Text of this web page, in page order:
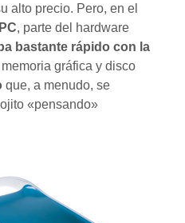
alto precio. Pero, en el
, parte del hardware
bastante rápido con la
gráfica y disco
que, a menudo, se
«pensando»